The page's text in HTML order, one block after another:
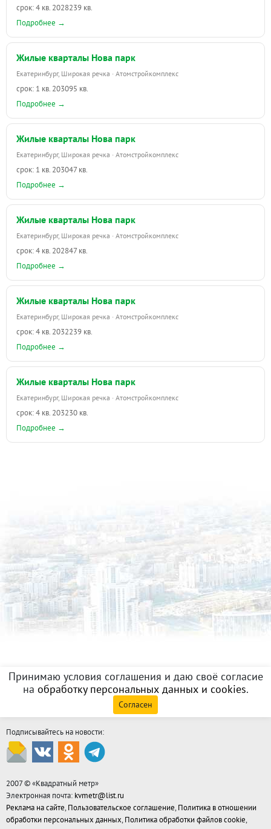
срок: 4 кв. 2028239 кв.
Подробнее →
Жилые кварталы Нова парк
Екатеринбург, Широкая речка · Атомстройкомплекс
срок: 1 кв. 203095 кв.
Подробнее →
Жилые кварталы Нова парк
Екатеринбург, Широкая речка · Атомстройкомплекс
срок: 1 кв. 203047 кв.
Подробнее →
Жилые кварталы Нова парк
Екатеринбург, Широкая речка · Атомстройкомплекс
срок: 4 кв. 202847 кв.
Подробнее →
Жилые кварталы Нова парк
Екатеринбург, Широкая речка · Атомстройкомплекс
срок: 4 кв. 2032239 кв.
Подробнее →
Жилые кварталы Нова парк
Екатеринбург, Широкая речка · Атомстройкомплекс
срок: 4 кв. 203230 кв.
Подробнее →
Принимаю условия соглашения и даю своё согласие
на обработку персональных данных и cookies.
Согласен
Подписывайтесь на новости:
2007 © «Квадратный метр»
Электронная почта: kvmetr@list.ru
Реклама на сайте, Пользовательское соглашение, Политика в отношении
обработки персональных данных, Политика обработки файлов cookie,